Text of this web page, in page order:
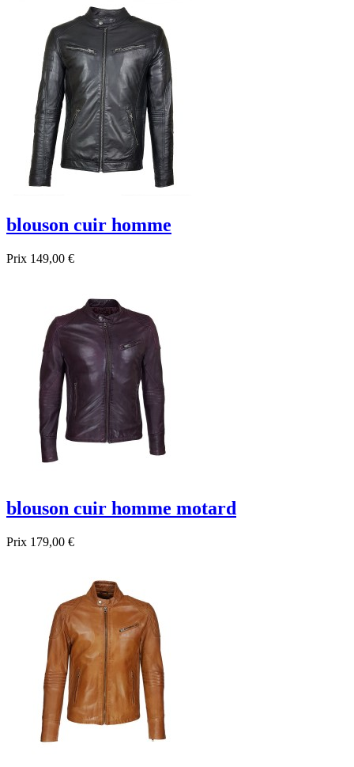
blouson cuir homme
Prix 149,00 €
blouson cuir homme motard
Prix 179,00 €